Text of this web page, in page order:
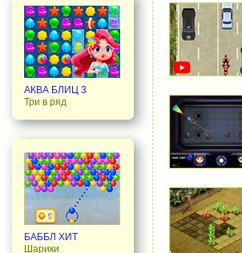
АКВА БЛИЦ 3
Три в ряд
БАББЛ ХИТ
Шарики